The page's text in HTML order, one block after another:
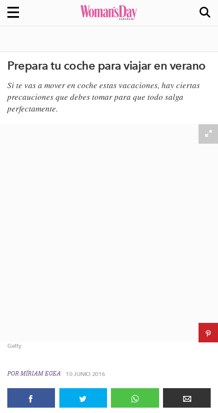
Prepara tu coche para viajar en verano
​Si te vas a mover en coche estas vacaciones, hay ciertas
precauciones que debes tomar para que todo salga
perfectamente.
Getty
POR MÍRIAM EGEA 10 JUNIO 2016